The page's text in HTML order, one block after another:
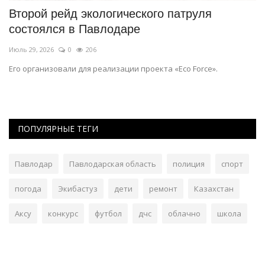
Второй рейд экологического патруля
состоялся в Павлодаре
Июль 29, 2026 0 206
Его организовали для реализации проекта «Eco Force».
ПОПУЛЯРНЫЕ ТЕГИ
Павлодар Павлодарская область полиция спорт
погода Экибастуз дети ремонт Казахстан
Аксу конкурс футбол дчс облачно школа